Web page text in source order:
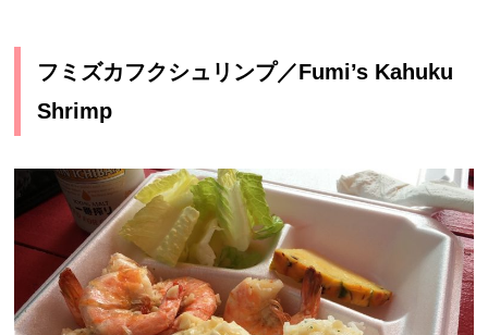
フミズカフクシュリンプ／Fumi’s Kahuku
Shrimp